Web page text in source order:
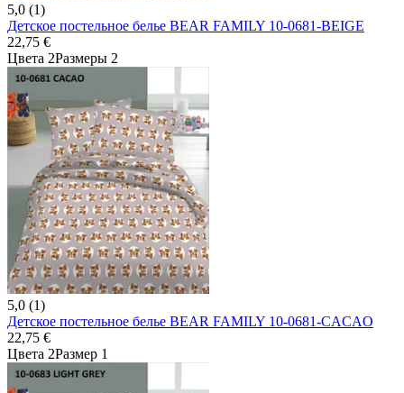
5,0 (1)
Детское постельное белье BEAR FAMILY 10-0681-BEIGE
22,75 €
Цвета 2Размеры 2
5,0 (1)
Детское постельное белье BEAR FAMILY 10-0681-CACAO
22,75 €
Цвета 2Размер 1